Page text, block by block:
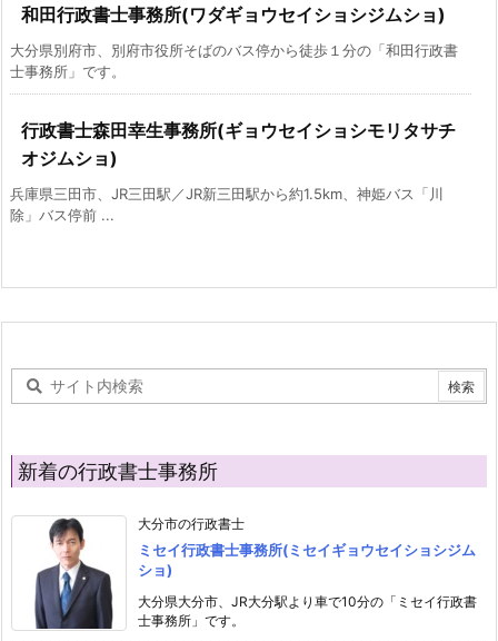
和田行政書士事務所(ワダギョウセイショシジムショ)
大分県別府市、別府市役所そばのバス停から徒歩１分の「和田行政書
士事務所」です。
行政書士森田幸生事務所(ギョウセイショシモリタサチ
オジムショ)
兵庫県三田市、JR三田駅／JR新三田駅から約1.5km、神姫バス「川
除」バス停前 ...
新着の行政書士事務所
大分市の行政書士
ミセイ行政書士事務所(ミセイギョウセイショシジム
ショ)
大分県大分市、JR大分駅より車で10分の「ミセイ行政書
士事務所」です。